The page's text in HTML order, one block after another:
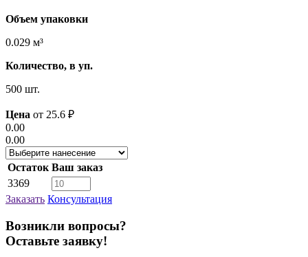
Объем упаковки
0.029 м³
Количество, в уп.
500 шт.
Цена от 25.6 ₽
0.00
0.00
Остаток Ваш заказ
3369
Заказать Консультация
Возникли вопросы?
Оставьте заявку!